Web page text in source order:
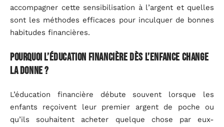
accompagner cette sensibilisation à l’argent et quelles
sont les méthodes efficaces pour inculquer de bonnes
habitudes financières.
Pourquoi l’éducation financière dès l’enfance change
la donne ?
L’éducation financière débute souvent lorsque les
enfants reçoivent leur premier argent de poche ou
qu’ils souhaitent acheter quelque chose par eux-